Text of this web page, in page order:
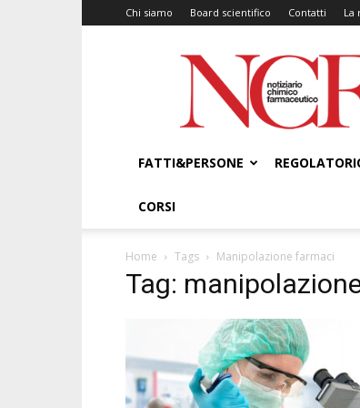
Chi siamo Board scientifico Contatti La
NCF
–
Notiziario
Chimico
FATTI&PERSONE
CORSI
Home Tags Manipolazione farmaci
Tag: